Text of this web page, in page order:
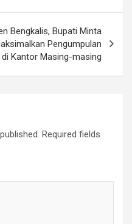
Bengkalis, Bupati Minta
Pengumpulan
Kantor Masing-masing
Required fields